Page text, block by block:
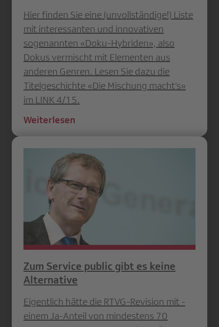
Hier finden Sie eine (unvollständige!) Liste
mit interessanten und innovativen
sogenannten «Doku-Hybriden», also
Dokus vermischt mit Elementen aus
anderen Genren. Lesen Sie dazu die
Titelgeschichte «Die Mischung macht’s»
im LINK 4/15.
Weiterlesen
Zum Service public gibt es keine
Alternative
Eigentlich hätte die RTVG-Revision mit ­
einem Ja-Anteil von mindestens 70